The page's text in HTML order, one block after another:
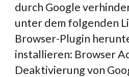
durch Google
unter dem folgenden
Browser-Plugin
installieren: Browser
Deaktivierung von